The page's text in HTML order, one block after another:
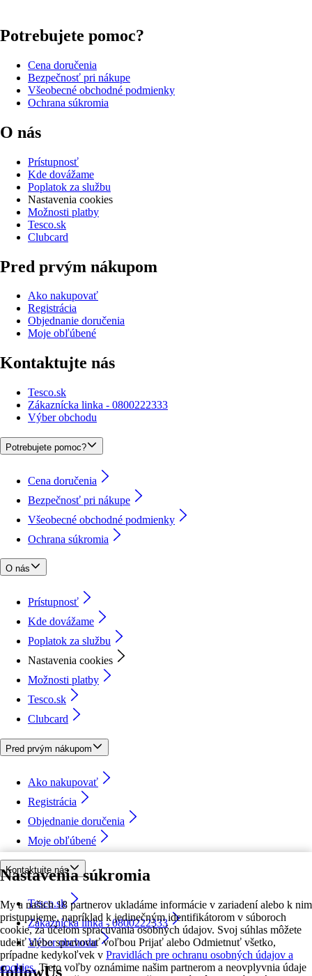
Nastavenia súkromia
My a našich 18 partnerov ukladáme informácie v zariadení alebo k nim
pristupujeme, napríklad k jedinečným identifikátorom v súboroch
cookie, za účelom spracúvania osobných údajov. Svoj súhlas môžete
udeliť alebo spravovať voľbou Prijať alebo Odmietnuť všetko,
prípadne kedykoľvek v Pravidlách pre ochranu osobných údajov a
cookies. Tieto voľby oznámime našim partnerom a neovplyvnia údaje
Potrebujete pomoc?
Cena doručenia
Bezpečnosť pri nákupe
Všeobecné obchodné podmienky
Ochrana súkromia
O nás
Prístupnosť
Kde dovážame
Poplatok za službu
Nastavenia cookies
Možnosti platby
Tesco.sk
Clubcard
Pred prvým nákupom
Ako nakupovať
Registrácia
Objednanie doručenia
Moje obľúbené
Kontaktujte nás
Tesco.sk
Zákaznícka linka - 0800222333
Výber obchodu
Potrebujete pomoc?
Cena doručenia
Bezpečnosť pri nákupe
Všeobecné obchodné podmienky
Ochrana súkromia
O nás
Prístupnosť
Kde dovážame
Poplatok za službu
Nastavenia cookies
Možnosti platby
Tesco.sk
Clubcard
Pred prvým nákupom
Ako nakupovať
Registrácia
Objednanie doručenia
Moje obľúbené
Kontaktujte nás
Tesco.sk
Zákaznícka linka - 0800222333
Výber obchodu
followUs